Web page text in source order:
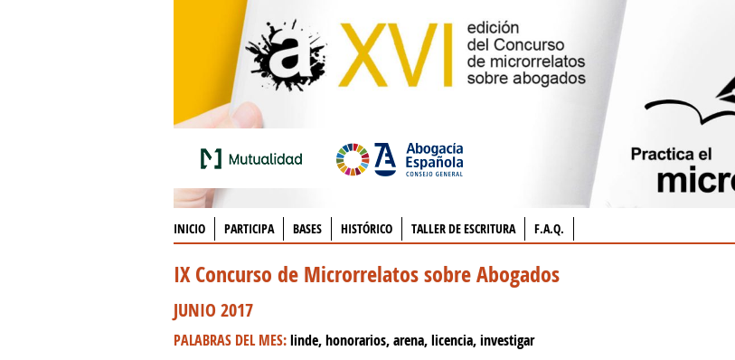
INICIO PARTICIPA BASES HISTÓRICO TALLER DE ESCRITURA F.A.Q.
IX Concurso de Microrrelatos sobre Abogados
JUNIO 2017
PALABRAS DEL MES:linde, honorarios, arena, licencia, investigar